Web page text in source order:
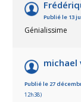
Publié le 13
Génialissime
michael
Publié le 27
12h38)